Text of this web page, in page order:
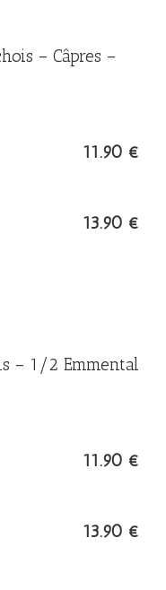
– Câpres –
11.90 €
13.90 €
– 1/2 Emmental
11.90 €
13.90 €